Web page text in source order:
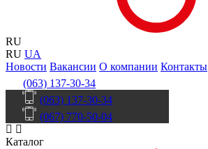
RU
RU UA
Новости Вакансии О компании Контакты
(063) 137-30-34
(063) 137-30-34
(067) 770-50-04
Каталог